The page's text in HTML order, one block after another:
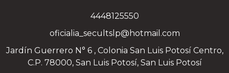
4448125550
oficialia_secultslp@hotmail.com
Jardín Guerrero N° 6 , Colonia San Luis Potosí Centro,
C.P. 78000, San Luis Potosí, San Luis Potosí